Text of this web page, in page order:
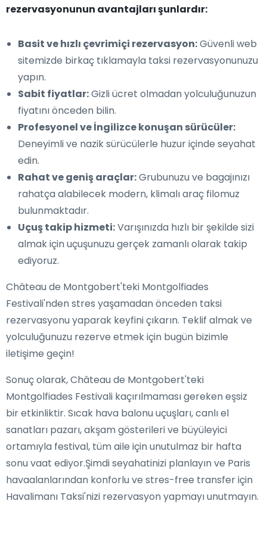
rezervasyonunun avantajları şunlardır:
Basit ve hızlı çevrimiçi rezervasyon:Güvenli web
sitemizde birkaç tıklamayla taksi rezervasyonunuzu
yapın.
Sabit fiyatlar:Gizli ücret olmadan yolculuğunuzun
fiyatını önceden bilin.
Profesyonel ve İngilizce konuşan sürücüler:
Deneyimli ve nazik sürücülerle huzur içinde seyahat
edin.
Rahat ve geniş araçlar:Grubunuzu ve bagajınızı
rahatça alabilecek modern, klimalı araç filomuz
bulunmaktadır.
Uçuş takip hizmeti:Varışınızda hızlı bir şekilde sizi
almak için uçuşunuzu gerçek zamanlı olarak takip
ediyoruz.
Château de Montgobert'teki Montgolfiades
Festivali'nden stres yaşamadan önceden taksi
rezervasyonu yaparak keyfini çıkarın. Teklif almak ve
yolculuğunuzu rezerve etmek için bugün bizimle
iletişime geçin!
Sonuç olarak, Château de Montgobert'teki
Montgolfiades Festivali kaçırılmaması gereken eşsiz
bir etkinliktir. Sıcak hava balonu uçuşları, canlı el
sanatları pazarı, akşam gösterileri ve büyüleyici
ortamıyla festival, tüm aile için unutulmaz bir hafta
sonu vaat ediyor.Şimdi seyahatinizi planlayın ve Paris
havaalanlarından konforlu ve stres-free transfer için
Havalimanı Taksi'nizi rezervasyon yapmayı unutmayın.